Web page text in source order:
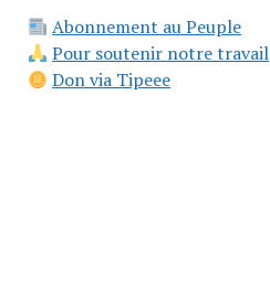
Abonnement au Peuple
Pour soutenir notre travail
Don via Tipeee